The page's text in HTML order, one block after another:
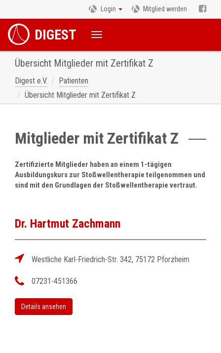
Login Mitglied werden
DIGEST
Übersicht Mitglieder mit Zertifikat Z
Digest e.V.
Patienten
Übersicht Mitglieder mit Zertifikat Z
Mitglieder mit Zertifikat Z
Zertifizierte Mitglieder haben an einem 1-tägigen
Ausbildungskurs zur Stoßwellentherapie teilgenommen und
sind mit den Grundlagen der Stoßwellentherapie vertraut.
Dr. Hartmut Zachmann
Westliche Karl-Friedrich-Str. 342, 75172 Pforzheim
07231-451366
Details ansehen